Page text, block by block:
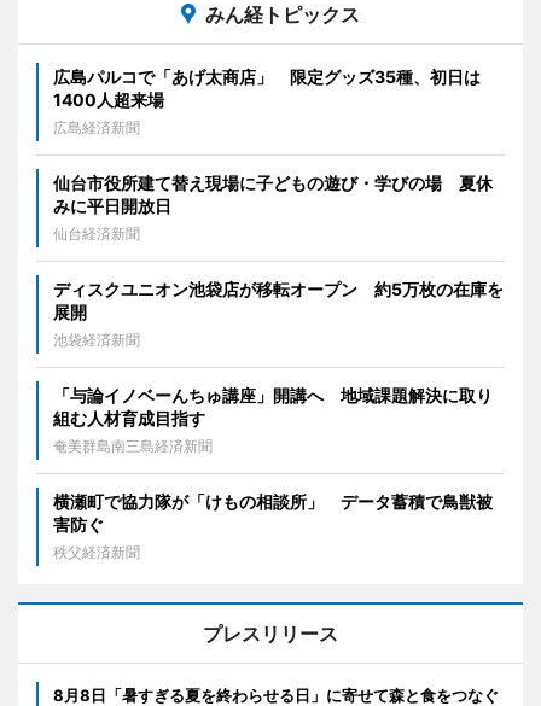
みん経トピックス
広島パルコで「あげ太商店」 限定グッズ35種、初日は
1400人超来場
広島経済新聞
仙台市役所建て替え現場に子どもの遊び・学びの場 夏休
みに平日開放日
仙台経済新聞
ディスクユニオン池袋店が移転オープン 約5万枚の在庫を
展開
池袋経済新聞
「与論イノベーんちゅ講座」開講へ 地域課題解決に取り
組む人材育成目指す
奄美群島南三島経済新聞
横瀬町で協力隊が「けもの相談所」 データ蓄積で鳥獣被
害防ぐ
秩父経済新聞
プレスリリース
8月8日「暑すぎる夏を終わらせる日」に寄せて森と食をつなぐ